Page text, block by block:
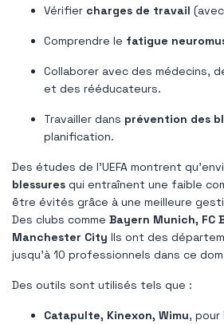
Vérifier charges de travail
Comprendre le fatigue
Collaborer avec des médecins,
et des rééducateurs.
Travailler dans prévention des
planification.
Des études de l'UEFA montrent
blessures qui entraînent une faible
être évités grâce à une meilleure
Des clubs comme Bayern Munich, FC
Manchester City Ils ont des
jusqu'à 10 professionnels dans ce
Des outils sont utilisés tels que :
Catapulte, Kinexon, Wimu, pour